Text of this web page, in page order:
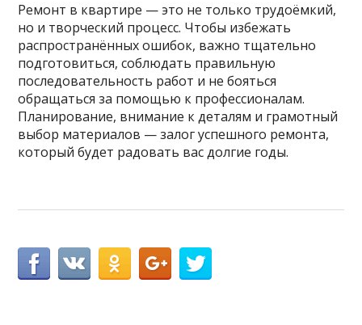
Ремонт в квартире — это не только трудоёмкий,
но и творческий процесс. Чтобы избежать
распространённых ошибок, важно тщательно
подготовиться, соблюдать правильную
последовательность работ и не бояться
обращаться за помощью к профессионалам.
Планирование, внимание к деталям и грамотный
выбор материалов — залог успешного ремонта,
который будет радовать вас долгие годы.